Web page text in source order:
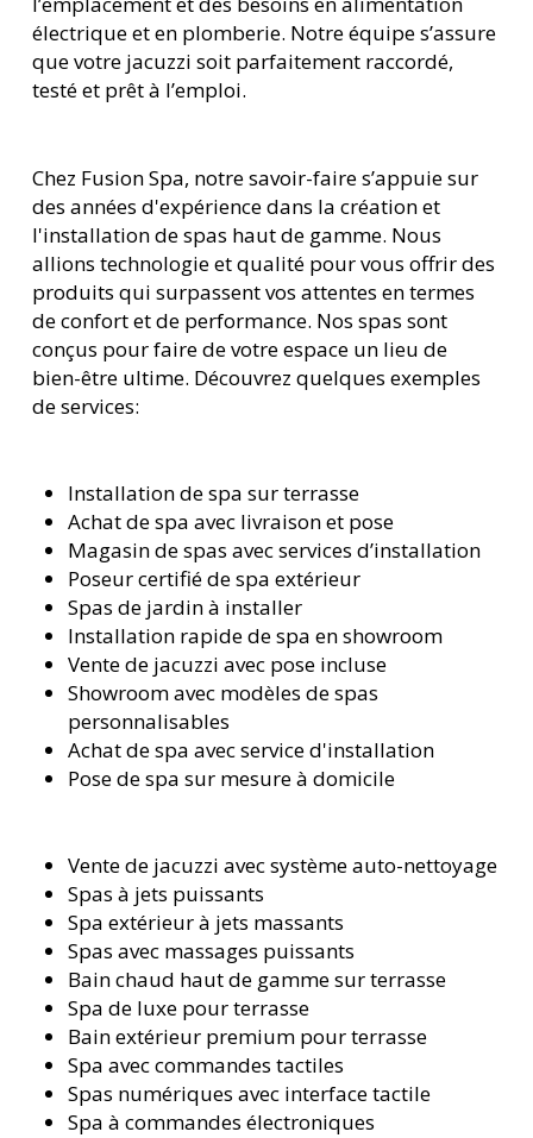
électrique et en plomberie. Notre équipe s’assure
que votre jacuzzi soit parfaitement raccordé,
testé et prêt à l’emploi.
Chez Fusion Spa, notre savoir-faire s’appuie sur
des années d'expérience dans la création et
l'installation de spas haut de gamme. Nous
allions technologie et qualité pour vous offrir des
produits qui surpassent vos attentes en termes
de confort et de performance. Nos spas sont
conçus pour faire de votre espace un lieu de
bien-être ultime. Découvrez quelques exemples
de services:
Installation de spa sur terrasse
Achat de spa avec livraison et pose
Magasin de spas avec services d’installation
Poseur certifié de spa extérieur
Spas de jardin à installer
Installation rapide de spa en showroom
Vente de jacuzzi avec pose incluse
Showroom avec modèles de spas
personnalisables
Achat de spa avec service d'installation
Pose de spa sur mesure à domicile
Vente de jacuzzi avec système auto-nettoyage
Spas à jets puissants
Spa extérieur à jets massants
Spas avec massages puissants
Bain chaud haut de gamme sur terrasse
Spa de luxe pour terrasse
Bain extérieur premium pour terrasse
Spa avec commandes tactiles
Spas numériques avec interface tactile
Spa à commandes électroniques